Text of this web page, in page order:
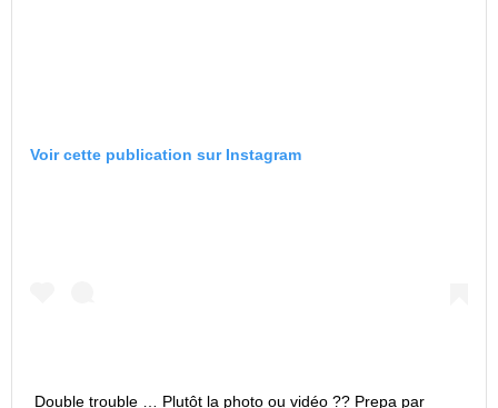
Voir cette publication sur Instagram
Double trouble … Plutôt la photo ou vidéo ?? Prepa par